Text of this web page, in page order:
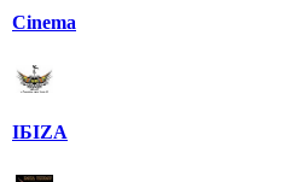
Cinema
IБIZA